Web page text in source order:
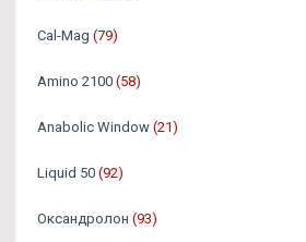
Cal-Mag (79)
Amino 2100 (58)
Anabolic Window (21)
Liquid 50 (92)
Оксандролон (93)